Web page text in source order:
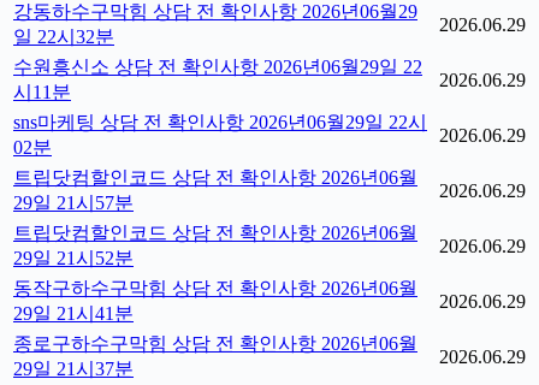
강동하수구막힘 상담 전 확인사항 2026년06월29
일 22시32분
2026.06.29
수원흥신소 상담 전 확인사항 2026년06월29일 22
시11분
2026.06.29
sns마케팅 상담 전 확인사항 2026년06월29일 22시
02분
2026.06.29
트립닷컴할인코드 상담 전 확인사항 2026년06월
29일 21시57분
2026.06.29
트립닷컴할인코드 상담 전 확인사항 2026년06월
29일 21시52분
2026.06.29
동작구하수구막힘 상담 전 확인사항 2026년06월
29일 21시41분
2026.06.29
종로구하수구막힘 상담 전 확인사항 2026년06월
29일 21시37분
2026.06.29